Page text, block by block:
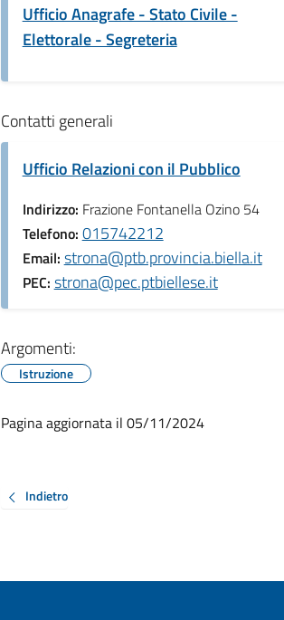
Ufficio Anagrafe - Stato Civile -
Elettorale - Segreteria
Contatti generali
Ufficio Relazioni con il Pubblico
Indirizzo: Frazione Fontanella Ozino 54
Telefono: 015742212
Email: strona@ptb.provincia.biella.it
PEC: strona@pec.ptbiellese.it
Argomenti:
Istruzione
Pagina aggiornata il 05/11/2024
Indietro